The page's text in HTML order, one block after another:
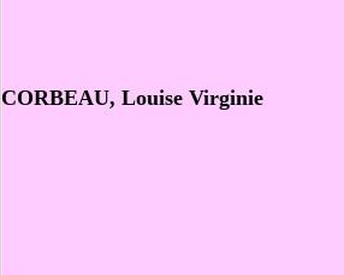
CORBEAU, Louise Virginie